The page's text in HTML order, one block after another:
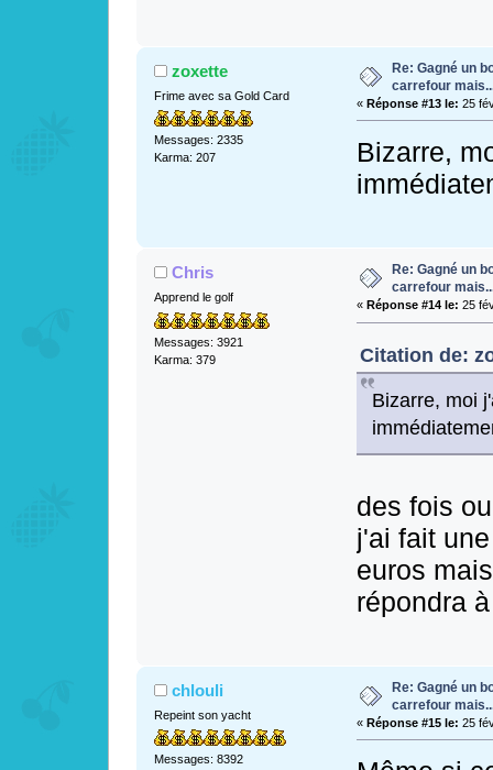
zoxette
Frime avec sa Gold Card
Messages: 2335
Karma: 207
Re: Gagné un
carrefour
« Réponse #13 le: 25
Bizarre,
Chris
Apprend le golf
Messages: 3921
Karma: 379
Re: Gagné un
carrefour
« Réponse #14 le: 25
Citation de:
Bizarre, moi
des fois
j'ai fait
euros
répondra
chlouli
Repeint son yacht
Messages: 8392
Re: Gagné un
carrefour
« Réponse #15 le: 25